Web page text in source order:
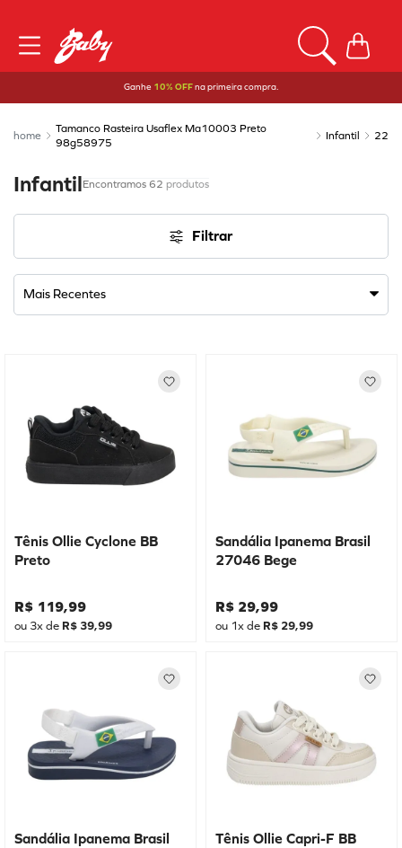
Ganhe 10% OFFna primeira compra.
Tamanco Rasteira Usaflex Ma10003 Preto
98g58975
Infantil 22
Infantil 62 produtos
Filtrar
Mais Recentes
Tênis Ollie Cyclone BB
Preto
R$ 119,99
ou 3x de R$ 39,99
Sandália Ipanema Brasil
27046 Bege
R$ 29,99
ou 1x de R$ 29,99
Sandália Ipanema Brasil
Tênis Ollie Capri-F BB